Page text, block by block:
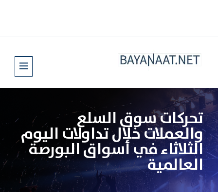
تحركات سوق السلع
والعملات خلال تداولات اليوم
الثلاثاء في أسواق البورصة
العالمية